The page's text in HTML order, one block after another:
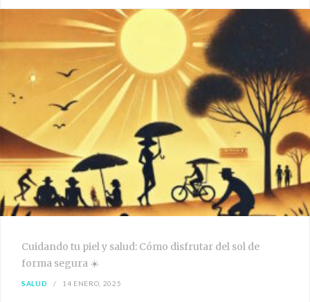
Cuidando tu piel y salud: Cómo disfrutar del sol de
forma segura ☀️
SALUD 14 ENERO, 2025